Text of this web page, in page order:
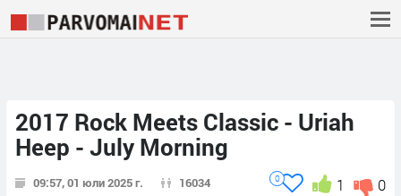
2017 Rock Meets Classic - Uriah
Heep - July Morning
09:57, 01 юли 2025 г. 16034 0
1
0